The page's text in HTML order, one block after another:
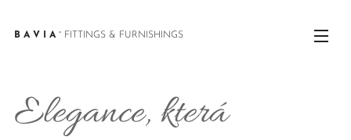
B A V I A ° FITTINGS & FURNISHINGS
Elegance, která